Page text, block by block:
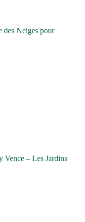
des Neiges pour
Vence – Les Jardins